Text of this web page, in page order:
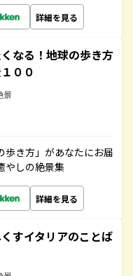
詳細を見る
なる！地球の歩き方
００
景
歩き方」があなたにお届
やしの絶景集
詳細を見る
すイタリアのことば